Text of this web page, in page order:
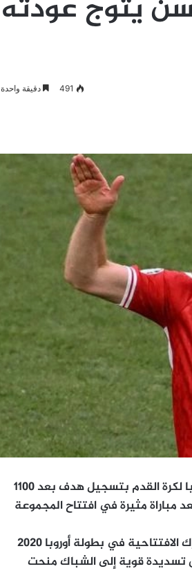
يتوج عودته
491 دقيقة واحدة
توج الدنماركي كريستيان إريكسن عودته الرائعة إلى بطولة أوروبا لكرة القدم بتسجيل هدف بعد 1100
تعرضه لأزمة قلبية، لكن سلوفينيا خطفت التعادل 1-1 بعد مباراة مثيرة في افتتاح المجموعة
وتلقى إريكسن- الذي انهار على أرض الملعب خلال مباراة الدنمارك الافتتاحية في بطولة أوروبا 2020
تسديدة قوية إلى الشباك منحت